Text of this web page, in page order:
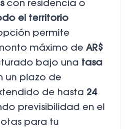
con residencia o
el territorio
permite
máximo de AR$
bajo una tasa
un plazo de
de hasta 24
previsibilidad en el
para tu